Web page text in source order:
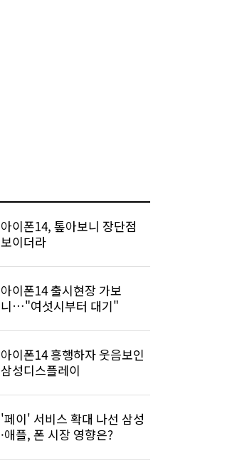
아이폰14, 톺아보니 장단점
보이더라
아이폰14 출시현장 가보
니…"여섯시부터 대기"
아이폰14 흥행하자 웃음보인
삼성디스플레이
'페이' 서비스 확대 나선 삼성
·애플, 폰 시장 영향은?